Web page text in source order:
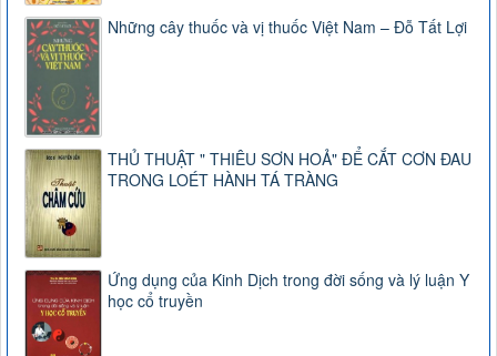
Những cây thuốc và vị thuốc Việt Nam – Đỗ Tất Lợi
THỦ THUẬT " THIÊU SƠN HOẢ" ĐỂ CẮT CƠN ĐAU
TRONG LOÉT HÀNH TÁ TRÀNG
Ứng dụng của Kinh Dịch trong đời sống và lý luận Y
học cổ truyền